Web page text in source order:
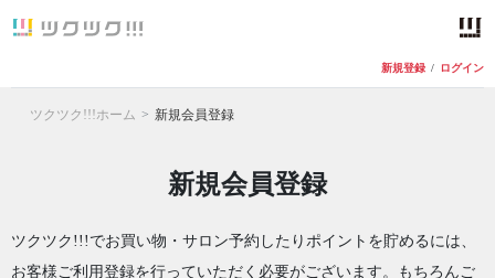
新規登録 / ログイン
ツクツク!!!ホーム 新規会員登録
新規会員登録
ツクツク!!!でお買い物・サロン予約したりポイントを貯めるには、
お客様ご利用登録を行っていただく必要がございます。もちろんご